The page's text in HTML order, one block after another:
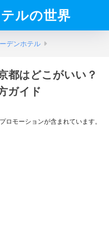
ルの世界
デンホテル
都はどこがいい？
ガイド
モーションが含まれています。